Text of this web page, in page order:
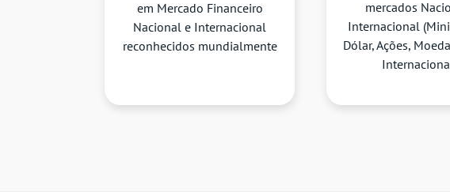
em Mercado Financeiro
Nacional e Internacional
reconhecidos mundialmente
mercados
Internacional
Dólar, Ações,